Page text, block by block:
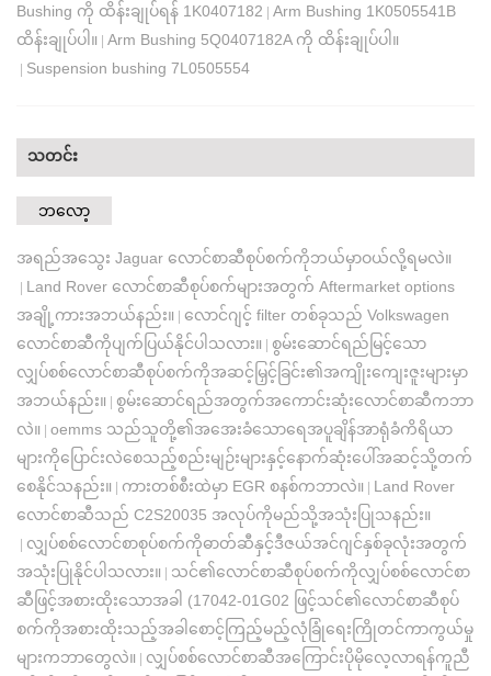
Bushing ကို ထိန်းချုပ်ရန် 1K0407182
Arm Bushing 1K0505541B
ထိန်းချုပ်ပါ။
Arm Bushing 5Q0407182A ကို ထိန်းချုပ်ပါ။
Suspension bushing 7L0505554
သတင်း
ဘလော့
အရည်အသွေး Jaguar လောင်စာဆီစုပ်စက်ကိုဘယ်မှာဝယ်လို့ရမလဲ။
Land Rover လောင်စာဆီစုပ်စက်များအတွက် Aftermarket options
အချို့ကားအဘယ်နည်း။
လောင်ဂျင့် filter တစ်ခုသည် Volkswagen
လောင်စာဆီကိုပျက်ပြယ်နိုင်ပါသလား။
စွမ်းဆောင်ရည်မြင့်သော
လျှပ်စစ်လောင်စာဆီစုပ်စက်ကိုအဆင့်မြှင့်ခြင်း၏အကျိုးကျေးဇူးများမှာ
အဘယ်နည်း။
စွမ်းဆောင်ရည်အတွက်အကောင်းဆုံးလောင်စာဆီကဘာ
လဲ။
oemms သည်သူတို့၏အအေးခံသောရေအပူချိန်အာရုံခံကိရိယာ
များကိုပြောင်းလဲစေသည့်စည်းမျဉ်းများနှင့်နောက်ဆုံးပေါ်အဆင့်သို့တက်
စေနိုင်သနည်း။
ကားတစ်စီးထဲမှာ EGR စနစ်ကဘာလဲ။
Land Rover
လောင်စာဆီသည် C2S20035 အလုပ်ကိုမည်သို့အသုံးပြုသနည်း။
လျှပ်စစ်လောင်စာစုပ်စက်ကိုဓာတ်ဆီနှင့်ဒီဇယ်အင်ဂျင်နှစ်ခုလုံးအတွက်
အသုံးပြုနိုင်ပါသလား။
သင်၏လောင်စာဆီစုပ်စက်ကိုလျှပ်စစ်လောင်စာ
ဆီဖြင့်အစားထိုးသောအခါ (17042-01G02 ဖြင့်သင်၏လောင်စာဆီစုပ်
စက်ကိုအစားထိုးသည့်အခါစောင့်ကြည့်မည့်လုံခြုံရေးကြိုတင်ကာကွယ်မှု
များကဘာတွေလဲ။
လျှပ်စစ်လောင်စာဆီအကြောင်းပိုမိုလေ့လာရန်ကူညီ